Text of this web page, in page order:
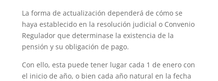
La forma de actualización dependerá de cómo se
haya establecido en la resolución judicial o Convenio
Regulador que determinase la existencia de la
pensión y su obligación de pago.
Con ello, esta puede tener lugar cada 1 de enero con
el inicio de año, o bien cada año natural en la fecha